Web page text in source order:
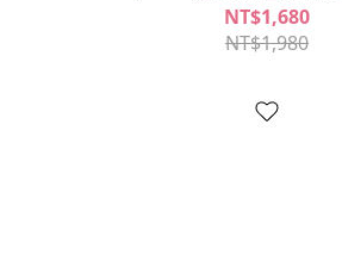
NT$1,680
NT$1,980